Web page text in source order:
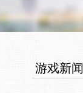
游戏新闻